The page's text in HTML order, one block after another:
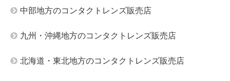
中部地方のコンタクトレンズ販売店
九州・沖縄地方のコンタクトレンズ販売店
北海道・東北地方のコンタクトレンズ販売店